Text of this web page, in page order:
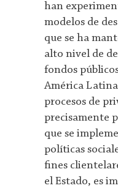
han
modelos de
que se ha
alto nivel de
fondos
América
procesos de
precisamente
que se
políticas
fines
el Estado, es